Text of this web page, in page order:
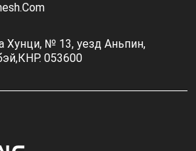
Хунци, № 13, уезд Аньпин,
053600